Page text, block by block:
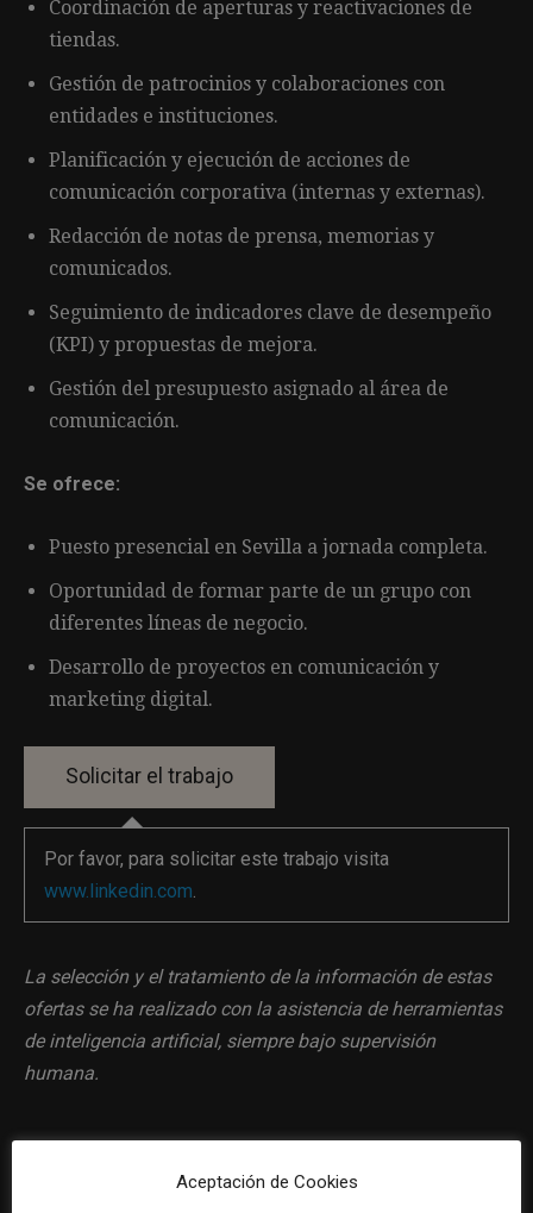
Coordinación de aperturas y reactivaciones de
tiendas.
Gestión de patrocinios y colaboraciones con
entidades e instituciones.
Planificación y ejecución de acciones de
comunicación corporativa (internas y externas).
Redacción de notas de prensa, memorias y
comunicados.
Seguimiento de indicadores clave de desempeño
(KPI) y propuestas de mejora.
Gestión del presupuesto asignado al área de
comunicación.
Se ofrece:
Puesto presencial en Sevilla a jornada completa.
Oportunidad de formar parte de un grupo con
diferentes líneas de negocio.
Desarrollo de proyectos en comunicación y
marketing digital.
Por favor, para solicitar este trabajo visita
www.linkedin.com.
La selección y el tratamiento de la información de estas
ofertas se ha realizado con la asistencia de herramientas
de inteligencia artificial, siempre bajo supervisión
humana.
Aceptación de Cookies